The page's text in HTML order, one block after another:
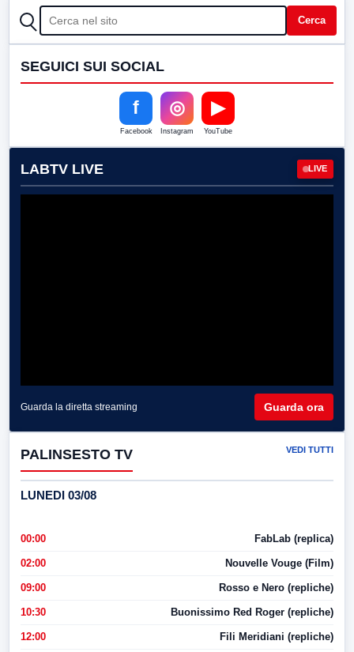
CERCA Cerca
SEGUICI SUI SOCIAL
f
Facebook
◎
Instagram
▶
YouTube
LABTV LIVE LIVE
Guarda la diretta streaming Guarda ora
PALINSESTO TV VEDI TUTTI
LUNEDI 03/08
00:00 FabLab (replica)
02:00 Nouvelle Vouge (Film)
09:00 Rosso e Nero (repliche)
10:30 Buonissimo Red Roger (repliche)
12:00 Fili Meridiani (repliche)